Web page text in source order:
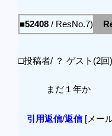
■52408 / ResNo.7)
□投稿者/ ？ ゲスト(2回
まだ１年か
引用返信/返信[メー